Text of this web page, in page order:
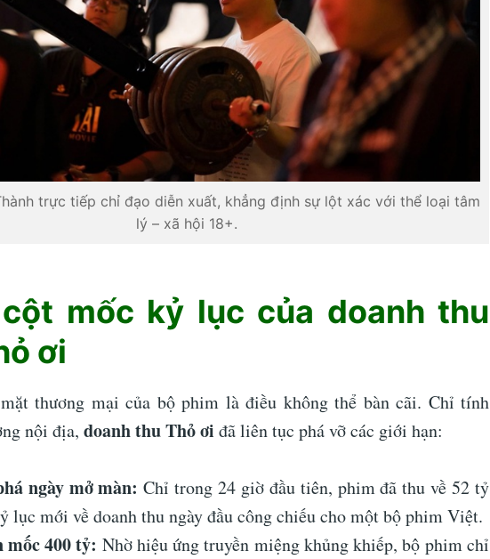
trực tiếp chỉ đạo diễn xuất, khẳng định sự lột xác với thể loại tâm
lý – xã hội 18+.
mốc kỷ lục của doanh thu
ơi
thương mại của bộ phim là điều không thể bàn cãi. Chỉ tính
nội địa, doanh thu Thỏ ơi đã liên tục phá vỡ các giới hạn:
ngày mở màn: Chỉ trong 24 giờ đầu tiên, phim đã thu về 52 tỷ
lục mới về doanh thu ngày đầu công chiếu cho một bộ phim Việt.
mốc 400 tỷ: Nhờ hiệu ứng truyền miệng khủng khiếp, bộ phim chỉ